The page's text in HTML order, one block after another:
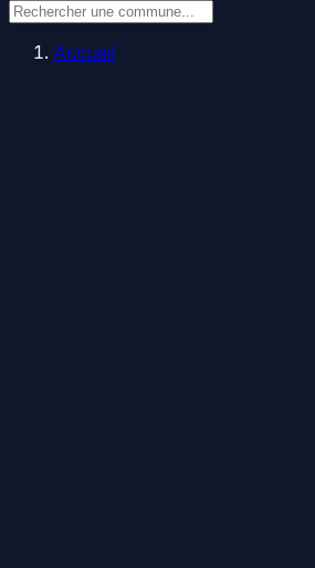
Accueil